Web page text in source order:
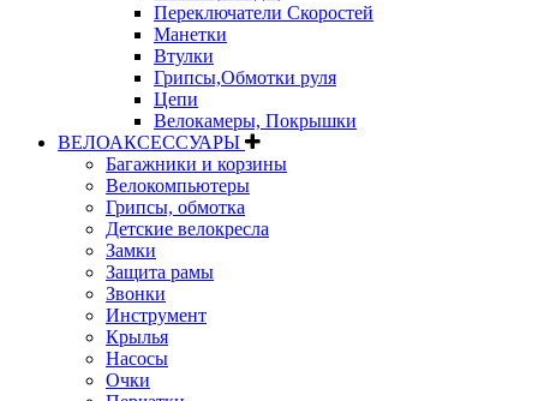
Переключатели Скоростей
Манетки
Втулки
Грипсы,Обмотки руля
Цепи
Велокамеры, Покрышки
ВЕЛОАКСЕССУАРЫ
Багажники и корзины
Велокомпьютеры
Грипсы, обмотка
Детские велокресла
Замки
Защита рамы
Звонки
Инструмент
Крылья
Насосы
Очки